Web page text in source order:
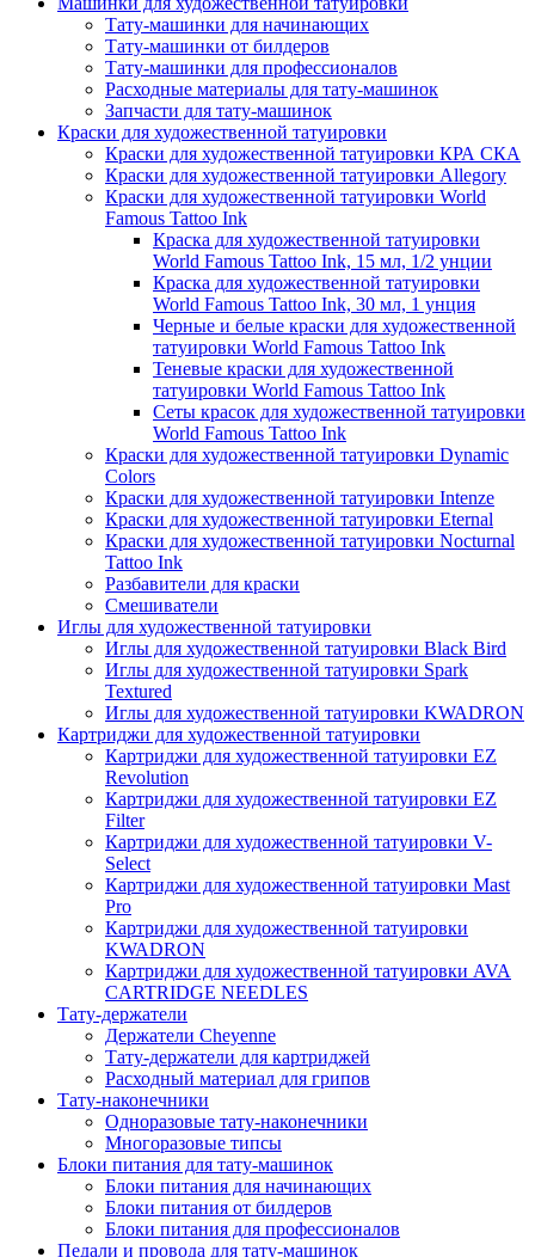
Тату-машинки для начинающих
Тату-машинки от билдеров
Тату-машинки для профессионалов
Расходные материалы для тату-машинок
Запчасти для тату-машинок
Краски для художественной татуировки
Краски для художественной татуировки КРА СКА
Краски для художественной татуировки Allegory
Краски для художественной татуировки World
Famous Tattoo Ink
Краска для художественной татуировки
World Famous Tattoo Ink, 15 мл, 1/2 унции
Краска для художественной татуировки
World Famous Tattoo Ink, 30 мл, 1 унция
Черные и белые краски для художественной
татуировки World Famous Tattoo Ink
Теневые краски для художественной
татуировки World Famous Tattoo Ink
Сеты красок для художественной татуировки
World Famous Tattoo Ink
Краски для художественной татуировки Dynamic
Colors
Краски для художественной татуировки Intenze
Краски для художественной татуировки Eternal
Краски для художественной татуировки Nocturnal
Tattoo Ink
Разбавители для краски
Смешиватели
Иглы для художественной татуировки
Иглы для художественной татуировки Black Bird
Иглы для художественной татуировки Spark
Textured
Иглы для художественной татуировки KWADRON
Картриджи для художественной татуировки
Картриджи для художественной татуировки EZ
Revolution
Картриджи для художественной татуировки EZ
Filter
Картриджи для художественной татуировки V-
Select
Картриджи для художественной татуировки Mast
Pro
Картриджи для художественной татуировки
KWADRON
Картриджи для художественной татуировки AVA
CARTRIDGE NEEDLES
Тату-держатели
Держатели Cheyenne
Тату-держатели для картриджей
Расходный материал для грипов
Тату-наконечники
Одноразовые тату-наконечники
Многоразовые типсы
Блоки питания для тату-машинок
Блоки питания для начинающих
Блоки питания от билдеров
Блоки питания для профессионалов
Педали и провода для тату-машинок